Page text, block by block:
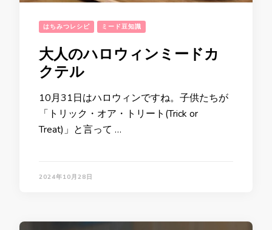
はちみつレシピ ミード豆知識
大人のハロウィンミードカ
クテル
10月31日はハロウィンですね。子供たちが
「トリック・オア・トリート(Trick or
Treat)」と言って …
2024年10月28日